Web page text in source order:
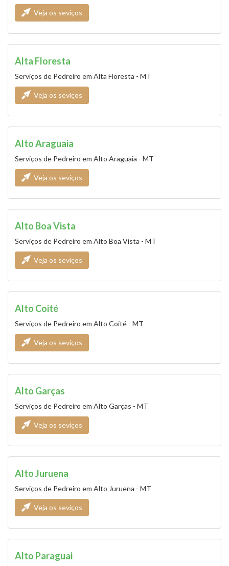
Veja os seviços
Alta Floresta
Serviços de Pedreiro em Alta Floresta - MT
Veja os seviços
Alto Araguaia
Serviços de Pedreiro em Alto Araguaia - MT
Veja os seviços
Alto Boa Vista
Serviços de Pedreiro em Alto Boa Vista - MT
Veja os seviços
Alto Coité
Serviços de Pedreiro em Alto Coité - MT
Veja os seviços
Alto Garças
Serviços de Pedreiro em Alto Garças - MT
Veja os seviços
Alto Juruena
Serviços de Pedreiro em Alto Juruena - MT
Veja os seviços
Alto Paraguai